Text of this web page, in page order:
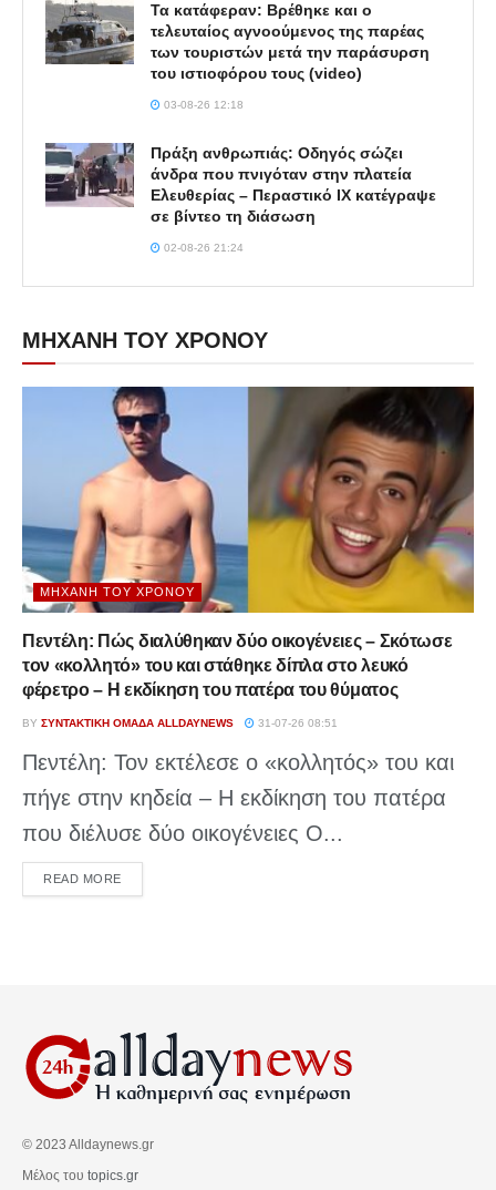
Τα κατάφεραν: Βρέθηκε και ο
τελευταίος αγνοούμενος της παρέας
των τουριστών μετά την παράσυρση
του ιστιοφόρου τους (video)
03-08-26 12:18
Πράξη ανθρωπιάς: Οδηγός σώζει
άνδρα που πνιγόταν στην πλατεία
Ελευθερίας – Περαστικό ΙΧ κατέγραψε
σε βίντεο τη διάσωση
02-08-26 21:24
ΜΗΧΑΝΗ ΤΟΥ ΧΡΟΝΟΥ
ΜΗΧΑΝΉ ΤΟΥ ΧΡΌΝΟΥ
Πεντέλη: Πώς διαλύθηκαν δύο οικογένειες – Σκότωσε
τον «κολλητό» του και στάθηκε δίπλα στο λευκό
φέρετρο – Η εκδίκηση του πατέρα του θύματος
BY ΣΥΝΤΑΚΤΙΚΉ ΟΜΆΔΑ ALLDAYNEWS 31-07-26 08:51
Πεντέλη: Τον εκτέλεσε ο «κολλητός» του και
πήγε στην κηδεία – Η εκδίκηση του πατέρα
που διέλυσε δύο οικογένειες Ο...
READ MOREDETAILS
© 2023 Alldaynews.gr
Μέλος του topics.gr